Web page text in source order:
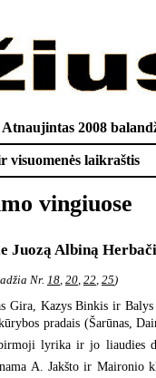
Atnaujintas 2008
visuomenės laikraštis
vingiuose
Juozą Albiną
Nr. 18, 20, 22, 25)
Gira, Kazys Binkis ir
pradais (Šarūnas,
pirmoji lyrika ir jo liaudies
A. Jakšto ir Maironio